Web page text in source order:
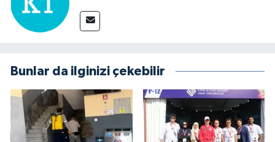
Bunlar da ilginizi çekebilir